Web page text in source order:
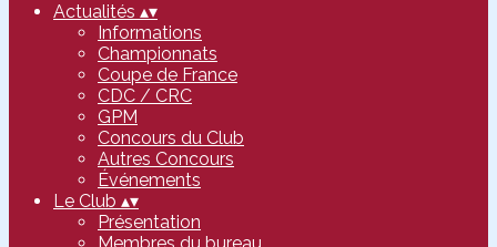
Actualités ▴▾
Informations
Championnats
Coupe de France
CDC / CRC
GPM
Concours du Club
Autres Concours
Événements
Le Club ▴▾
Présentation